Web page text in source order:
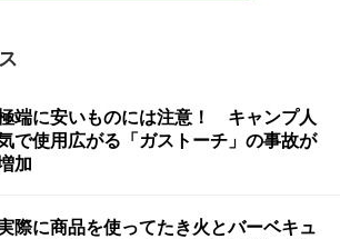
端に安いものには注意！ キャンプ人
で使用広がる「ガストーチ」の事故が
加
際に商品を使ってたき火とバーベキュ